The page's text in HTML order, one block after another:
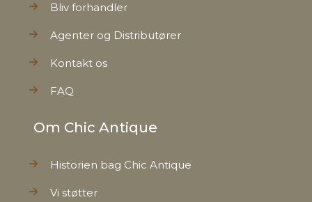
Bliv forhandler
Agenter og Distributører
Kontakt os
FAQ
Om Chic Antique
Historien bag Chic Antique
Vi støtter